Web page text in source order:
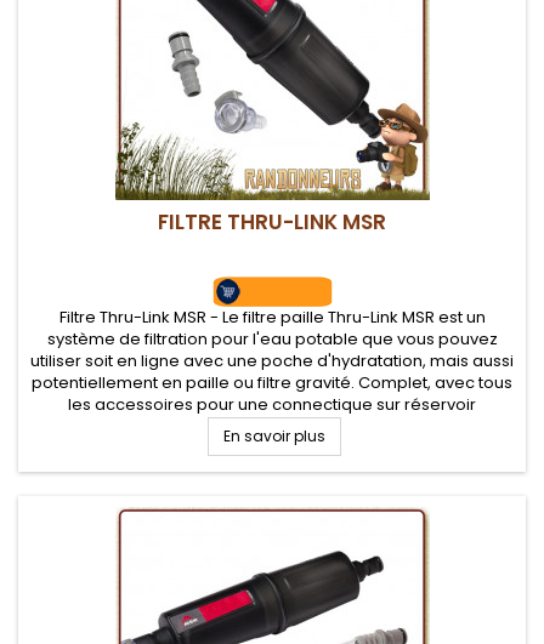
FILTRE THRU-LINK MSR
Filtre Thru-Link MSR - Le filtre paille Thru-Link MSR est un
système de filtration pour l'eau potable que vous pouvez
utiliser soit en ligne avec une poche d'hydratation, mais aussi
potentiellement en paille ou filtre gravité. Complet, avec tous
les accessoires pour une connectique sur réservoir
d'hydratation, buvez de l'eau pure où que vous soyez en...
En savoir plus